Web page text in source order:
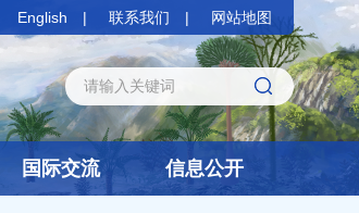
English 联系我们 网站地图
国际交流 信息公开